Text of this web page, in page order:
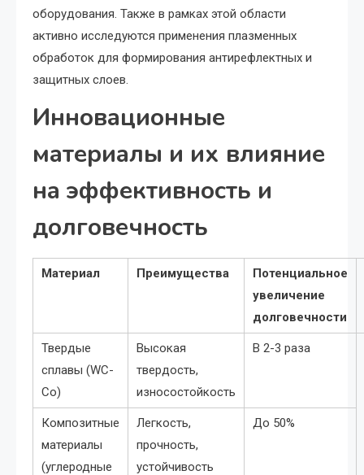
оборудования. Также в рамках этой области
активно исследуются применения плазменных
обработок для формирования антирефлектных и
защитных слоев.
Инновационные
материалы и их влияние
на эффективность и
долговечность
Материал Преимущества
Потенциальное
увеличение
долговечности
Твердые
сплавы (WC-
Co)
Высокая
твердость,
износостойкость
В 2-3 раза
Композитные
материалы
(углеродные
Легкость,
прочность,
устойчивость
До 50%